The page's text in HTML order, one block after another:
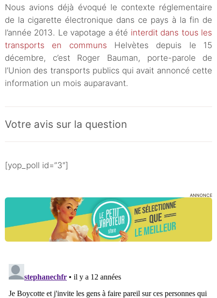
Nous avions déjà évoqué le contexte réglementaire
de la cigarette électronique dans ce pays à la fin de
l’année 2013. Le vapotage a été interdit dans tous les
transports en communs Helvètes depuis le 15
décembre, c’est Roger Bauman, porte-parole de
l’Union des transports publics qui avait annoncé cette
information un mois auparavant.
Votre avis sur la question
[yop_poll id=”3″]
ANNONCE